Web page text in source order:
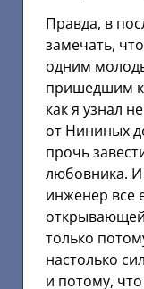
Правда, в
замечать,
одним
пришедшим к
как я узнал
от Нининых
прочь
любовника. И
инженер все
только
настолько
и потому,